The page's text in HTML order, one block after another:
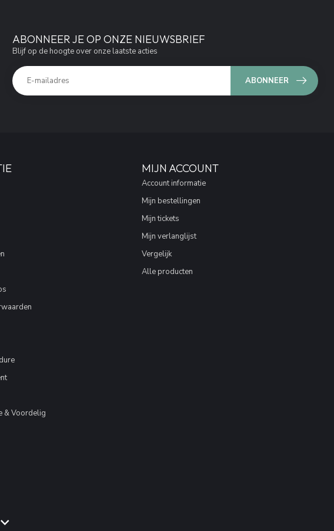
ABONNEER JE OP ONZE NIEUWSBRIEF
Blijf op de hoogte over onze laatste acties
ABONNEER
& Voordelig
MIJN ACCOUNT
Account informatie
Mijn bestellingen
Mijn tickets
Mijn verlanglijst
Vergelijk
Alle producten